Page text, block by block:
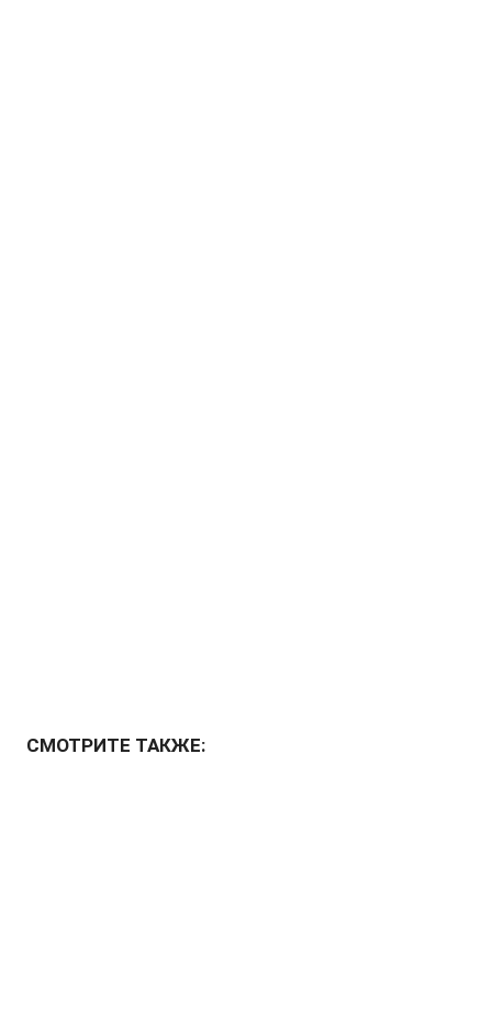
СМОТРИТЕ ТАКЖЕ: